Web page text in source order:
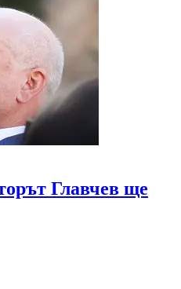
Главчев ще